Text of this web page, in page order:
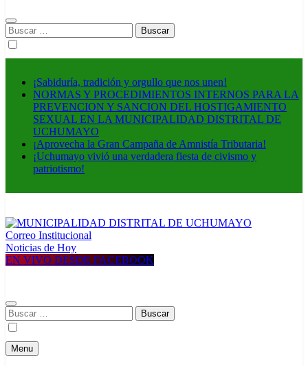
Buscar:
¡Sabiduría, tradición y orgullo que nos unen!
NORMAS Y PROCEDIMIENTOS INTERNOS PARA LA
PREVENCION Y SANCION DEL HOSTIGAMIENTO
SEXUAL EN LA MUNICIPALIDAD DISTRITAL DE
UCHUMAYO
¡Aprovecha la Gran Campaña de Amnistía Tributaria!
¡Uchumayo vivió una verdadera fiesta de civismo y
patriotismo!
MUNICIPALIDAD DISTRITAL DE UCHUMAYO
Construyendo una nueva Historia
Correo Institucional
Noticias de Hoy
EN VIVO DESDE FACEBOOK
Buscar:
Menu